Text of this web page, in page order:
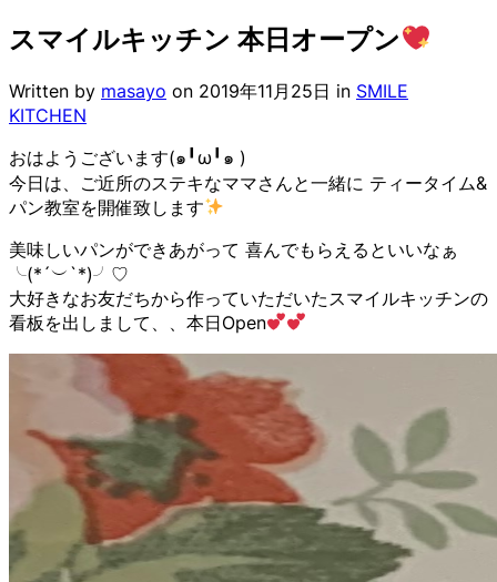
スマイルキッチン 本日オープン
Written by masayo on 2019年11月25日 in SMILE
KITCHEN
おはようございます(๑╹ω╹๑ )
今日は、ご近所のステキなママさんと一緒に ティータイム&
パン教室を開催致します
美味しいパンができあがって 喜んでもらえるといいなぁ
╰(*´︶`*)╯♡
大好きなお友だちから作っていただいたスマイルキッチンの
看板を出しまして、、本日Open